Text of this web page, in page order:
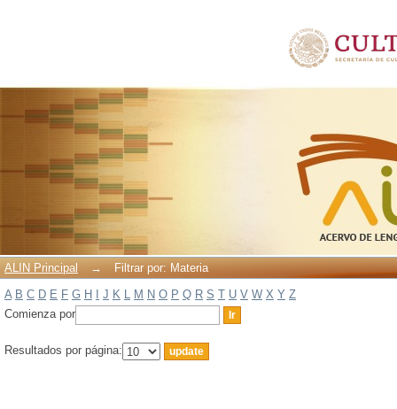
ALIN Principal →
Filtrar por: Materia
A B C D E F G H J K L M N O P Q R S T U V W X Y Z
Comienza por
Resultados por página: